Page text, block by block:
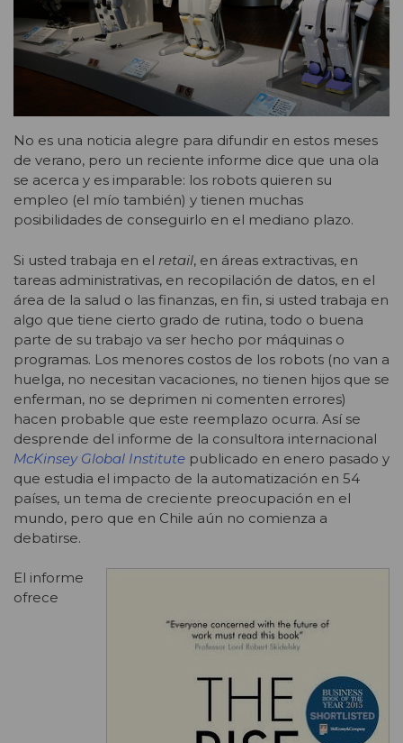
No es una noticia alegre para difundir en estos meses
de verano, pero un reciente informe dice que una ola
se acerca y es imparable: los robots quieren su
empleo (el mío también) y tienen muchas
posibilidades de conseguirlo en el mediano plazo.
Si usted trabaja en el retail, en áreas extractivas, en
tareas administrativas, en recopilación de datos, en el
área de la salud o las finanzas, en fin, si usted trabaja en
algo que tiene cierto grado de rutina, todo o buena
parte de su trabajo va ser hecho por máquinas o
programas. Los menores costos de los robots (no van a
huelga, no necesitan vacaciones, no tienen hijos que se
enferman, no se deprimen ni comenten errores)
hacen probable que este reemplazo ocurra. Así se
desprende del informe de la consultora internacional
McKinsey Global Institute publicado en enero pasado y
que estudia el impacto de la automatización en 54
países, un tema de creciente preocupación en el
mundo, pero que en Chile aún no comienza a
debatirse.
El informe
ofrece